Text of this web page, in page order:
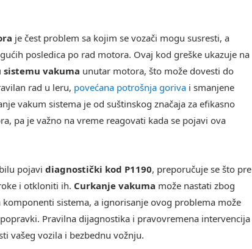
je čest problem sa kojim se vozači mogu susresti, a
posledica po rad motora. Ovaj kod greške ukazuje na
vakuma unutar motora, što može dovesti do
rad u leru, povećana potrošnja gorivai smanjene
vakum sistema je od suštinskog značaja za efikasno
pa je važno na vreme reagovati kada se pojavi ova
pojavi diagnostički kod P1190, preporučuje se što pre
i otkloniti ih. Curkanje vakuma može nastati zbog
sistema, a ignorisanje ovog problema može
Pravilna dijagnostika i pravovremena intervencija
vašeg vozila i bezbednu vožnju.